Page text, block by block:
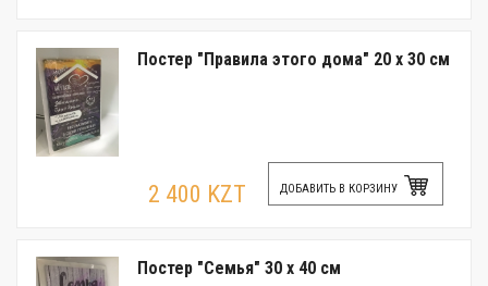
Постер "Правила этого дома" 20 x 30 см
2 400 KZT ДОБАВИТЬ В КОРЗИНУ
Постер "Семья" 30 x 40 см